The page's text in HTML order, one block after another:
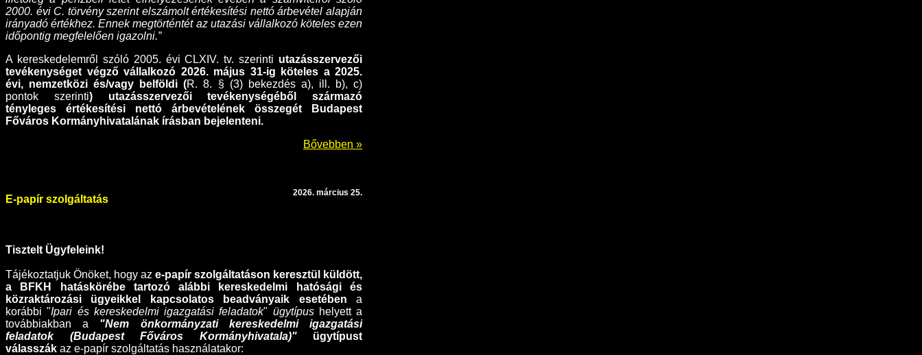
2000. évi C. törvény szerint elszámolt értékesítési nettó árbevétel alapján
irányadó értékhez. Ennek megtörténtét az utazási vállalkozó köteles ezen
időpontig megfelelően igazolni.”
A kereskedelemről szóló 2005. évi CLXIV. tv. szerinti utazásszervezői
tevékenységet végző vállalkozó 2026. május 31-ig köteles a 2025.
évi, nemzetközi és/vagy belföldi (R. 8. § (3) bekezdés a), ill. b), c)
pontok szerinti) utazásszervezői tevékenységéből származó
tényleges értékesítési nettó árbevételének összegét Budapest
Főváros Kormányhivatalának írásban bejelenteni.
Bővebben »
2026. március 25.
E-papír szolgáltatás
Tisztelt Ügyfeleink!
Tájékoztatjuk Önöket, hogy az e-papír szolgáltatáson keresztül küldött,
a BFKH hatáskörébe tartozó alábbi
kereskedelmi hatósági és
közraktározási ügyeikkel kapcsolatos
beadványaik esetében a
korábbi "Ipari és kereskedelmi igazgatási feladatok" ügytípushelyett a
továbbiakban a "Nem önkormányzati kereskedelmi igazgatási
feladatok (Budapest Főváros Kormányhivatala)"ügytípust
válasszák az e-papír szolgáltatás használatakor: